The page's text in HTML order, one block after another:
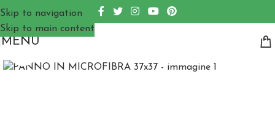
Skip to navigation
Skip to main content
MENU